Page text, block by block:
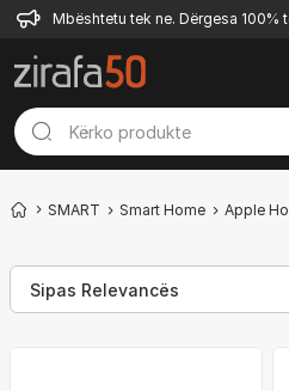
Mbështetu tek ne. Dërgesa 100%
SMART Smart Home Apple